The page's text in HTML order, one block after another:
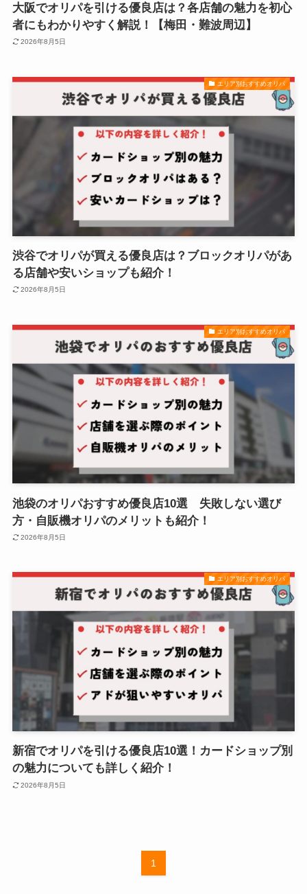
大阪でオリパを引ける優良店は？各店舗の魅力を初心
者にもわかりやすく解説！【梅田・難波周辺】
2026年8月5日
エリア別おすすめオリパ
渋谷でオリパが買える優良店は？ブロックオリパがあ
る店舗や安いショップも紹介！
2026年8月5日
エリア別おすすめオリパ
池袋のオリパおすすめ優良店10選 失敗しない選び
方・自販機オリパのメリットも紹介！
2026年8月5日
エリア別おすすめオリパ
新宿でオリパを引ける優良店10選！カードショップ別
の魅力についても詳しく紹介！
2026年8月5日
1